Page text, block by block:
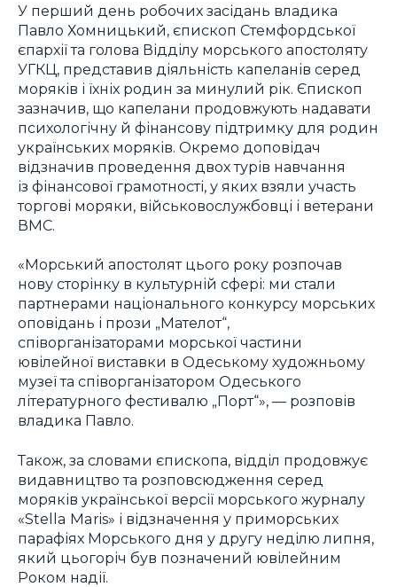
У перший день робочих засідань владика
Павло Хомницький, єпископ Стемфордської
єпархії та голова Відділу морського апостоляту
УГКЦ, представив діяльність капеланів серед
моряків і їхніх родин за минулий рік. Єпископ
зазначив, що капелани продовжують надавати
психологічну й фінансову підтримку для родин
українських моряків. Окремо доповідач
відзначив проведення двох турів навчання
із фінансової грамотності, у яких взяли участь
торгові моряки, військовослужбовці і ветерани
ВМС.
«Морський апостолят цього року розпочав
нову сторінку в культурній сфері: ми стали
партнерами національного конкурсу морських
оповідань і прози „Мателот“,
співорганізаторами морської частини
ювілейної виставки в Одеському художньому
музеї та співорганізатором Одеського
літературного фестивалю „Порт“», — розповів
владика Павло.
Також, за словами єпископа, відділ продовжує
видавництво та розповсюдження серед
моряків української версії морського журналу
«Stella Maris» і відзначення у приморських
парафіях Морського дня у другу неділю липня,
який цьогоріч був позначений ювілейним
Роком надії.